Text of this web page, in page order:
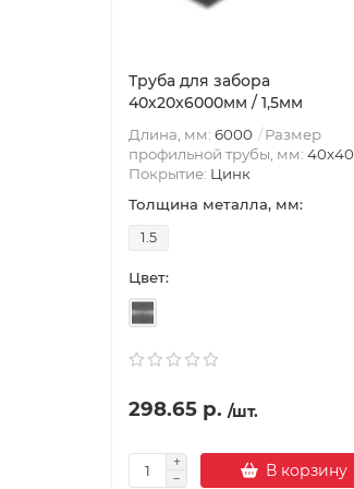
Труба для забора
40х20x6000мм / 1,5мм
Длина, мм: 6000
Размер
профильной трубы, мм: 40х40
Покрытие: Цинк
Толщина металла, мм:
1.5
Цвет:
298.65 р. /шт.
В корзину